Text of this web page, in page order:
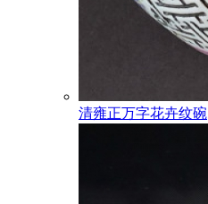
清雍正万字花卉纹碗